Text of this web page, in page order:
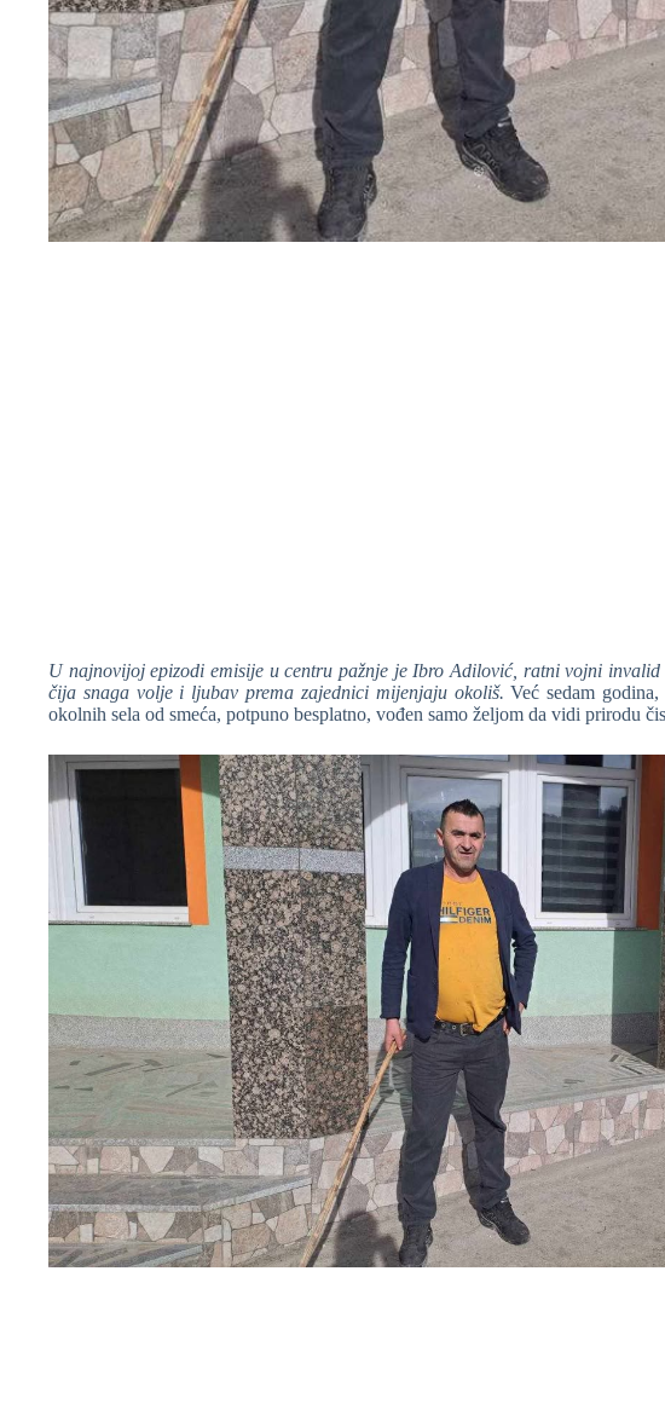
U najnovijoj epizodi emisije u centru pažnje je Ibro Adilović, ratni vojni
čija snaga volje i ljubav prema zajednici mijenjaju okoliš.Već sedam
okolnih sela od smeća, potpuno besplatno, vođen samo željom da vidi prirodu
❆
❆
❆